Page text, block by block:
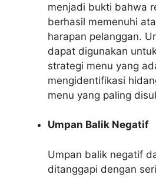
menjadi bukti bahwa
berhasil memenuhi
harapan pelanggan.
dapat digunakan
strategi menu yang
mengidentifikasi
menu yang paling
Umpan Balik Negatif
Umpan balik negatif
ditanggapi dengan